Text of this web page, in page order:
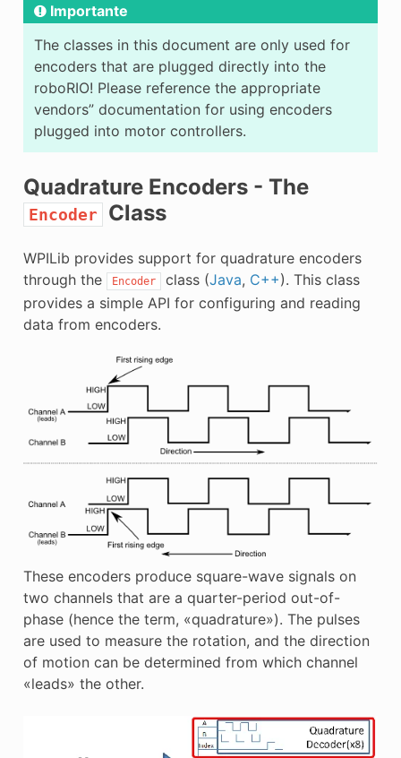
Importante
The classes in this document are only used for
encoders that are plugged directly into the
roboRIO! Please reference the appropriate
vendors” documentation for using encoders
plugged into motor controllers.
Quadrature Encoders - The
Encoder Class
WPILib provides support for quadrature encoders
through the
Encoder class (Java, C++). This class
provides a simple API for configuring and reading
data from encoders.
These encoders produce square-wave signals on
two channels that are a quarter-period out-of-
phase (hence the term, «quadrature»). The pulses
are used to measure the rotation, and the direction
of motion can be determined from which channel
«leads» the other.